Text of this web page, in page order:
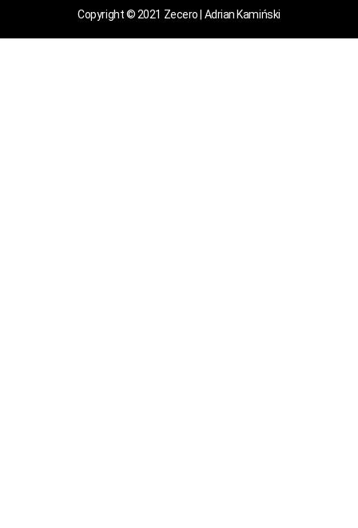
Copyright © 2021 Zecero | Adrian Kamiński